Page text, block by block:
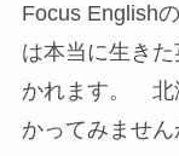
Focus English
は本当に生きた
かれます。 北
かってみません